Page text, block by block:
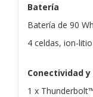
Batería
Batería de 90 Wh
4 celdas, ion-litio
Conectividad y
1 x